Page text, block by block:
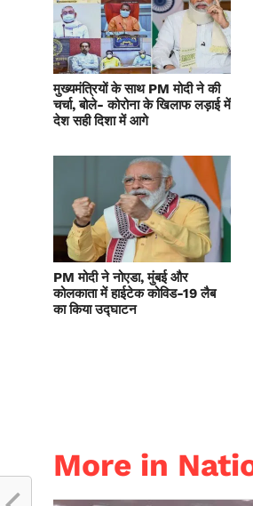
मुख्यमंत्रियों के साथ PM मोदी ने की
चर्चा, बोले- कोरोना के खिलाफ लड़ाई में
देश सही दिशा में आगे
PM मोदी ने नोएडा, मुंबई और
कोलकाता में हाईटेक कोविड-19 लैब
का किया उद्घाटन
More in